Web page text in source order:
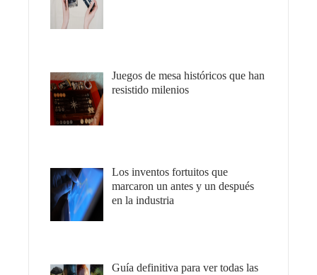
Juegos de mesa históricos que han
resistido milenios
Los inventos fortuitos que
marcaron un antes y un después
en la industria
Guía definitiva para ver todas las